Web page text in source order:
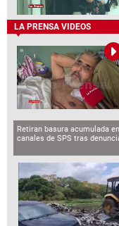
LA PRENSA VIDEOS
Retiran basura acumulada
canales de SPS tras